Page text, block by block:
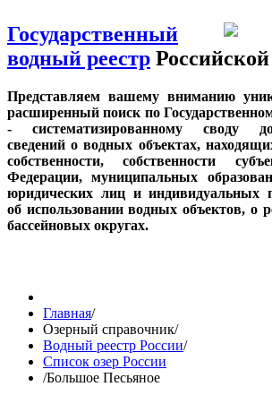
Государственный
водный реестр
Представляем вашему вниманию
расширенный поиск по
- систематизированному своду
сведений о водных объектах,
собственности, собственности
Федерации, муниципальных
юридических лиц и индивидуальных
об использовании водных объектов, о
бассейновых округах.
Главная/
Озерный справочник/
Водный реестр России/
Список озер России
/Большое Песьяное